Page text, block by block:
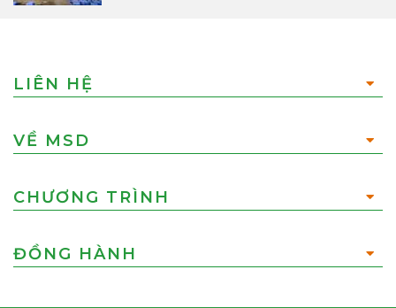
LIÊN HỆ
VỀ MSD
CHƯƠNG TRÌNH
ĐỒNG HÀNH